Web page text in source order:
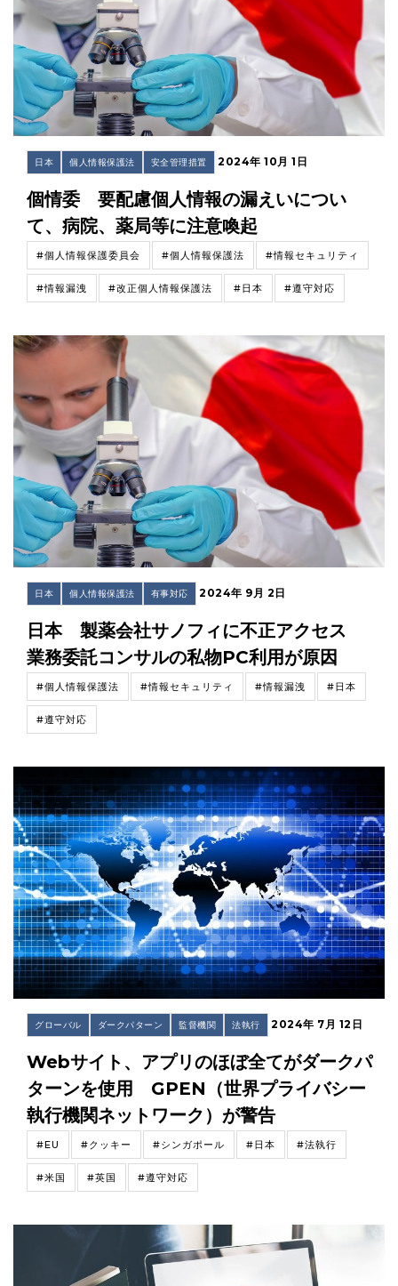
日本 個人情報保護法 安全管理措置 2024年 10月 1日
個情委 要配慮個人情報の漏えいについ
て、病院、薬局等に注意喚起
#個人情報保護委員会 #個人情報保護法 #情報セキュリティ
#情報漏洩 #改正個人情報保護法 #日本 #遵守対応
日本 個人情報保護法 有事対応 2024年 9月 2日
日本 製薬会社サノフィに不正アクセス
業務委託コンサルの私物PC利用が原因
#個人情報保護法 #情報セキュリティ #情報漏洩 #日本
#遵守対応
グローバル ダークパターン 監督機関 法執行 2024年 7月 12日
Webサイト、アプリのほぼ全てがダークパ
ターンを使用 GPEN（世界プライバシー
執行機関ネットワーク）が警告
#EU #クッキー #シンガポール #日本 #法執行
#米国 #英国 #遵守対応